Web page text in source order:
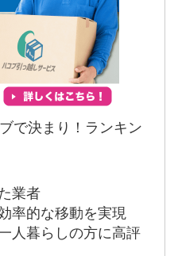
で決まり！ランキン
業者
率的な移動を実現
人暮らしの方に高評